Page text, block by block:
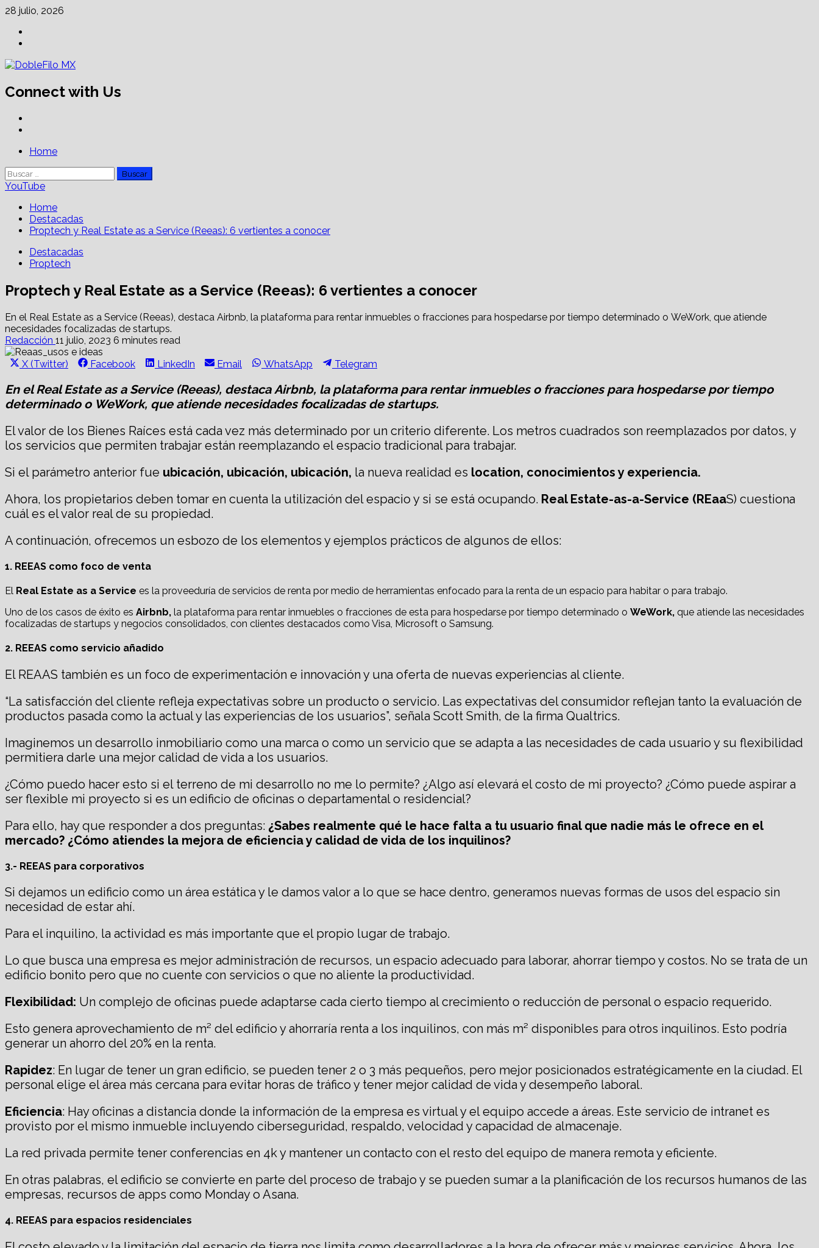
Skip
content
28 julio, 2026
Connect with Us
PrimaryHome
Buscar:
YouTube
Home
Destacadas
Proptech y Real Estate as a Service (Reeas): 6 vertientes a conocer
Destacadas
Proptech
Proptech y Real Estate as a Service (Reeas): 6 vertientes a conocer
En el Real Estate as a Service (Reeas), destaca Airbnb, la plataforma para rentar inmuebles o fracciones para hospedarse por tiempo determinado o WeWork, que atiende
necesidades focalizadas de startups.
Redacción 11 julio, 2023 6 minutes read
Share
X (Twitter)
Share
Facebook
Share
LinkedIn
Share
Email
Share
WhatsApp
Share
Telegram
En el Real Estate as a Service (Reeas), destaca Airbnb, la plataforma para rentar inmuebles o fracciones para hospedarse por tiempo
determinado o WeWork, que atiende necesidades focalizadas de startups.
El valor de los Bienes Raíces está cada vez más determinado por un criterio diferente. Los metros cuadrados son reemplazados por datos, y
los servicios que permiten trabajar están reemplazando el espacio tradicional para trabajar.
Si el parámetro anterior fue ubicación, ubicación, ubicación, la nueva realidad es location, conocimientos y experiencia.
Ahora, los propietarios deben tomar en cuenta la utilización del espacio y si se está ocupando. Real Estate-as-a-Service (REaaS) cuestiona
cuál es el valor real de su propiedad.
A continuación, ofrecemos un esbozo de los elementos y ejemplos prácticos de algunos de ellos:
1. REEAS como foco de venta
El Real Estate as a Service es la proveeduría de servicios de renta por medio de herramientas enfocado para la renta de un espacio para habitar o para trabajo.
Uno de los casos de éxito es Airbnb, la plataforma para rentar inmuebles o fracciones de esta para hospedarse por tiempo determinado o WeWork, que atiende las necesidades
focalizadas de startups y negocios consolidados, con clientes destacados como Visa, Microsoft o Samsung.
2. REEAS como servicio añadido
El REAAS también es un foco de experimentación e innovación y una oferta de nuevas experiencias al cliente.
“La satisfacción del cliente refleja expectativas sobre un producto o servicio. Las expectativas del consumidor reflejan tanto la evaluación de
productos pasada como la actual y las experiencias de los usuarios”, señala Scott Smith, de la firma Qualtrics.
Imaginemos un desarrollo inmobiliario como una marca o como un servicio que se adapta a las necesidades de cada usuario y su flexibilidad
permitiera darle una mejor calidad de vida a los usuarios.
¿Cómo puedo hacer esto si el terreno de mi desarrollo no me lo permite? ¿Algo así elevará el costo de mi proyecto? ¿Cómo puede aspirar a
ser flexible mi proyecto si es un edificio de oficinas o departamental o residencial?
Para ello, hay que responder a dos preguntas: ¿Sabes realmente qué le hace falta a tu usuario final que nadie más le ofrece en el
mercado? ¿Cómo atiendes la mejora de eficiencia y calidad de vida de los inquilinos?
3.- REEAS para corporativos
Si dejamos un edificio como un área estática y le damos valor a lo que se hace dentro, generamos nuevas formas de usos del espacio sin
necesidad de estar ahí.
Para el inquilino, la actividad es más importante que el propio lugar de trabajo.
Lo que busca una empresa es mejor administración de recursos, un espacio adecuado para laborar, ahorrar tiempo y costos. No se trata de un
edificio bonito pero que no cuente con servicios o que no aliente la productividad.
Flexibilidad: Un complejo de oficinas puede adaptarse cada cierto tiempo al crecimiento o reducción de personal o espacio requerido.
Esto genera aprovechamiento de m² del edificio y ahorraría renta a los inquilinos, con más m² disponibles para otros inquilinos. Esto podría
generar un ahorro del 20% en la renta.
Rapidez: En lugar de tener un gran edificio, se pueden tener 2 o 3 más pequeños, pero mejor posicionados estratégicamente en la ciudad. El
personal elige el área más cercana para evitar horas de tráfico y tener mejor calidad de vida y desempeño laboral.
Eficiencia: Hay oficinas a distancia donde la información de la empresa es virtual y el equipo accede a áreas. Este servicio de intranet es
provisto por el mismo inmueble incluyendo ciberseguridad, respaldo, velocidad y capacidad de almacenaje.
La red privada permite tener conferencias en 4k y mantener un contacto con el resto del equipo de manera remota y eficiente.
En otras palabras, el edificio se convierte en parte del proceso de trabajo y se pueden sumar a la planificación de los recursos humanos de las
empresas, recursos de apps como Monday o Asana.
4. REEAS para espacios residenciales